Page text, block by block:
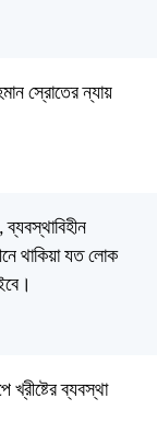
স্রোতের ন্যায়
থাকিয়া যত লোক
ব্যবস্থা